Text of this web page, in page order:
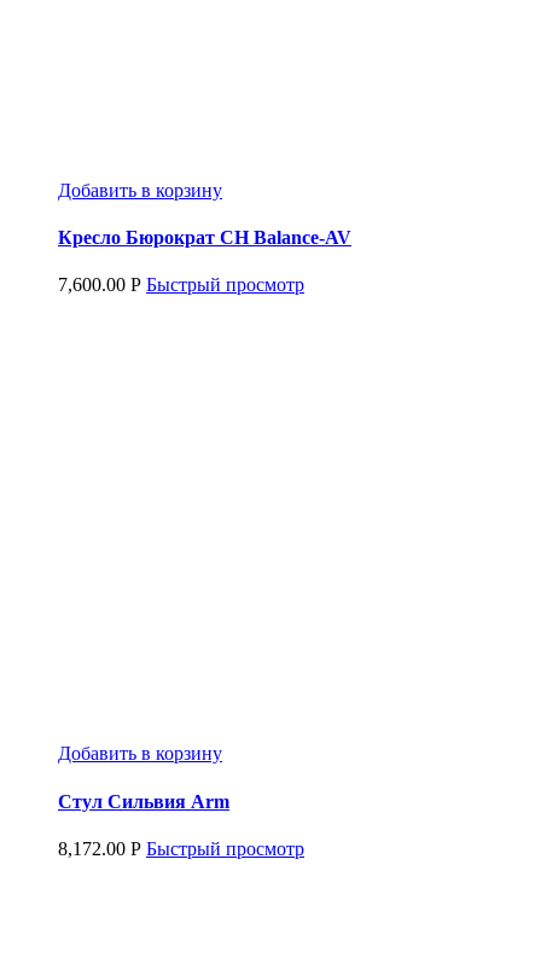
Добавить в корзину
Кресло Бюрократ CH Balance-AV
7,600.00 Р Быстрый просмотр
Добавить в корзину
Стул Сильвия Arm
8,172.00 Р Быстрый просмотр